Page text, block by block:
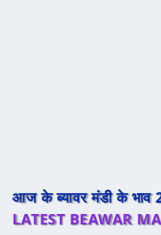
आज के ब्यावर मंडी के
LATEST BEAWAR